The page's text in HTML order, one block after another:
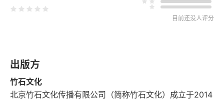
目前还没人评分
出版方
竹石文化
北京竹石文化传播有限公司（简称竹石文化）成立于2014